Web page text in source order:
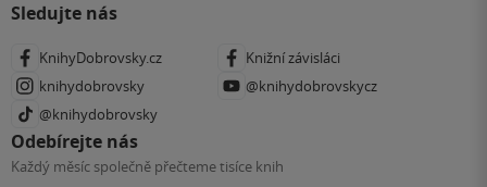
Sledujte nás
KnihyDobrovsky.cz
Knižní závisláci
knihydobrovsky
@knihydobrovskycz
@knihydobrovsky
Odebírejte nás
Každý měsíc společně přečteme tisíce knih